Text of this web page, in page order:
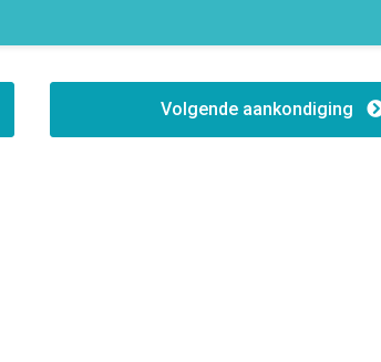
Volgende aankondiging